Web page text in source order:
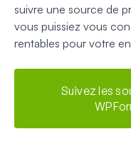
suivre une source de
vous puissiez vous
rentables pour votre
Suivez les